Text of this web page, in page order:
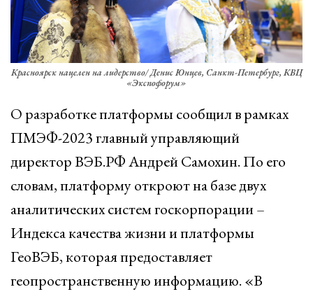
Красноярск нацелен на лидерство/ Денис Юнцев, Санкт-Петербург, КВЦ
«Экспофорум»
О разработке платформы сообщил в рамках
ПМЭФ-2023 главный управляющий
директор ВЭБ.РФ Андрей Самохин. По его
словам, платформу откроют на базе двух
аналитических систем госкорпорации –
Индекса качества жизни и платформы
ГеоВЭБ, которая предоставляет
геопространственную информацию. «В